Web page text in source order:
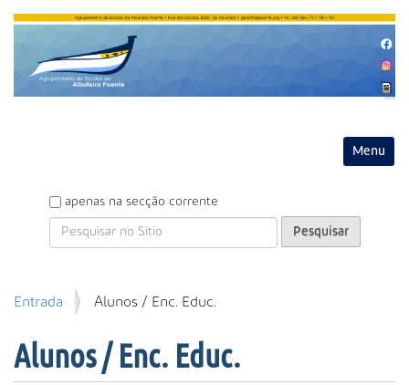
Toggle
P
e
i
r
apenas na secção corrente
P
q
Entrada Alunos / Enc. Educ.
Alunos / Enc. Educ.